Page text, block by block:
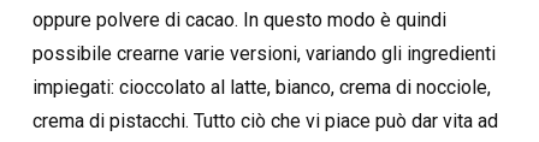
oppure polvere di cacao. In questo modo è quindi
possibile crearne varie versioni, variando gli ingredienti
impiegati: cioccolato al latte, bianco, crema di nocciole,
crema di pistacchi. Tutto ciò che vi piace può dar vita ad